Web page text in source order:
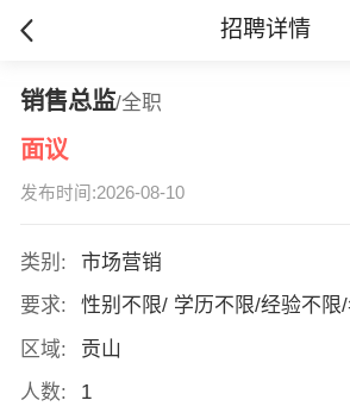
招聘详情
销售总监/全职
面议
发布时间:2026-08-10
类别:
市场营销
要求:
性别不限/ 学历不限/经验不限
区域:
贡山
人数:
1